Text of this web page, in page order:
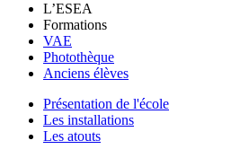
L’ESEA
Formations
VAE
Photothèque
Anciens élèves
Présentation de l'école
Les installations
Les atouts